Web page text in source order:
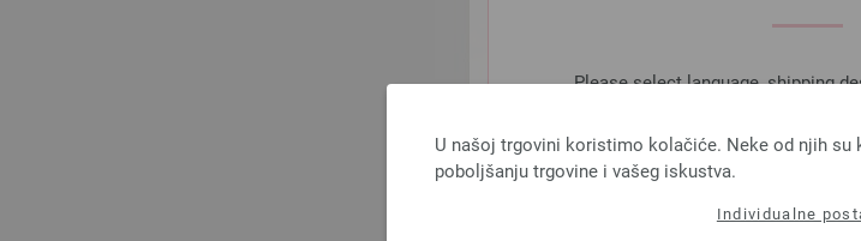
Please select language, shipping
SHIPPING TO
U našoj trgovini koristimo kolačiće. Neke od njih su
poboljšanju trgovine i vašeg iskustva.
Individualne